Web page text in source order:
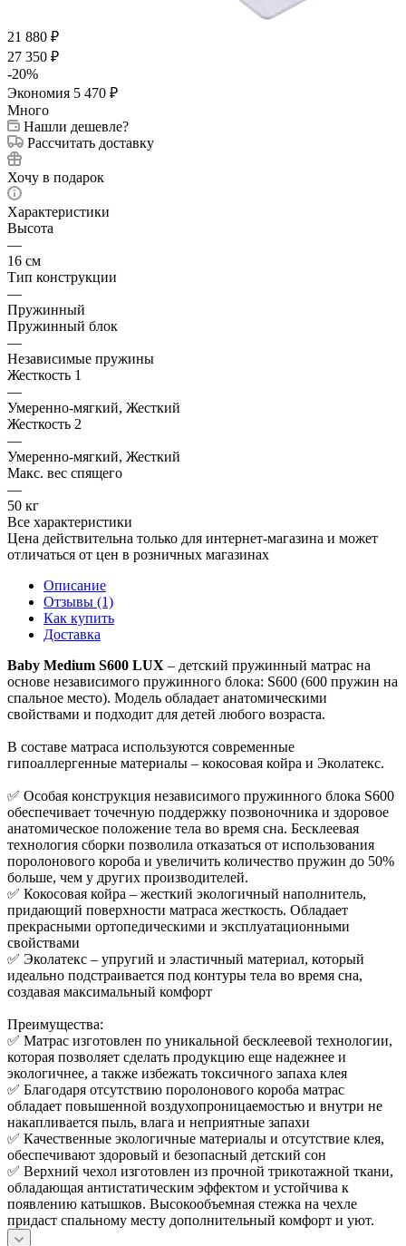
21 880 ₽
27 350 ₽
-20%
Экономия 5 470 ₽
Много
Нашли дешевле?
Рассчитать доставку
Хочу в подарок
Характеристики
Высота
—
16 см
Тип конструкции
—
Пружинный
Пружинный блок
—
Независимые пружины
Жесткость 1
—
Умеренно-мягкий, Жесткий
Жесткость 2
—
Умеренно-мягкий, Жесткий
Макс. вес спящего
—
50 кг
Все характеристики
Цена действительна только для интернет-магазина и может
отличаться от цен в розничных магазинах
Описание
Отзывы (1)
Как купить
Доставка
Baby Medium S600 LUX – детский пружинный матрас на
основе независимого пружинного блока: S600 (600 пружин на
спальное место). Модель обладает анатомическими
свойствами и подходит для детей любого возраста.
В составе матраса используются современные
гипоаллергенные материалы – кокосовая койра и Эколатекс.
✅ Особая конструкция независимого пружинного блока S600
обеспечивает точечную поддержку позвоночника и здоровое
анатомическое положение тела во время сна. Бесклеевая
технология сборки позволила отказаться от использования
поролонового короба и увеличить количество пружин до 50%
больше, чем у других производителей.
✅ Кокосовая койра – жесткий экологичный наполнитель,
придающий поверхности матраса жесткость. Обладает
прекрасными ортопедическими и эксплуатационными
свойствами
✅ Эколатекс – упругий и эластичный материал, который
идеально подстраивается под контуры тела во время сна,
создавая максимальный комфорт
Преимущества:
✅ Матрас изготовлен по уникальной бесклеевой технологии,
которая позволяет сделать продукцию еще надежнее и
экологичнее, а также избежать токсичного запаха клея
✅ Благодаря отсутствию поролонового короба матрас
обладает повышенной воздухопроницаемостью и внутри не
накапливается пыль, влага и неприятные запахи
✅ Качественные экологичные материалы и отсутствие клея,
обеспечивают здоровый и безопасный детский сон
✅ Верхний чехол изготовлен из прочной трикотажной ткани,
обладающая антистатическим эффектом и устойчива к
появлению катышков. Высокообъемная стежка на чехле
придаст спальному месту дополнительный комфорт и уют.